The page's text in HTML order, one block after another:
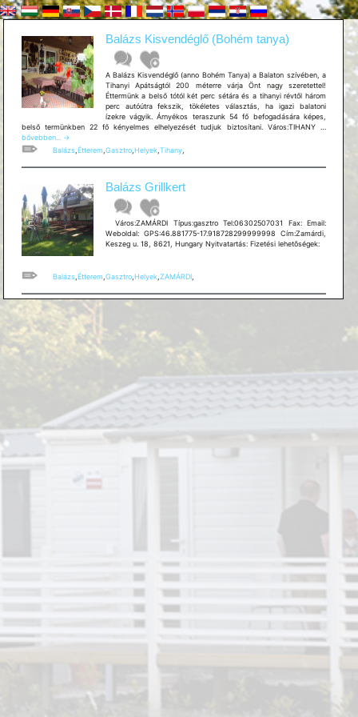
Balázs Kisvendéglő (Bohém tanya)
A Balázs Kisvendéglő (anno Bohém Tanya) a Balaton szívében, a
Tihanyi Apátságtól 200 méterre várja Önt nagy szeretettel!
Éttermünk a belső tótól két perc sétára és a tihanyi révtől három
perc autóútra fekszik, tökéletes választás, ha igazi balatoni
ízekre vágyik. Árnyékos teraszunk 54 fő befogadására képes,
belső termünkben 22 fő kényelmes elhelyezését tudjuk biztosítani. Város:TIHANY …
Balázs
bővebben...
→
Balázs,Étterem,Gasztro,Helyek,Tihany,
Balázs Grillkert
Város:ZAMÁRDI Típus:gasztro Tel:06302507031 Fax: Email:
Weboldal: GPS:46.881775-17.918728299999998 Cím:Zamárdi,
Keszeg u. 18, 8621, Hungary Nyitvatartás: Fizetési lehetõségek:
Balázs, Étterem Gasztro, Helyek, ZAMÁRDI,